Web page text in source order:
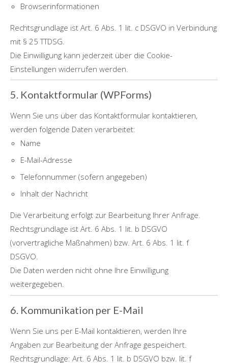
Browserinformationen
Rechtsgrundlage ist Art. 6 Abs. 1 lit. c DSGVO in Verbindung
mit § 25 TTDSG.
Die Einwilligung kann jederzeit über die Cookie-
Einstellungen widerrufen werden.
5. Kontaktformular (WPForms)
Wenn Sie uns über das Kontaktformular kontaktieren,
werden folgende Daten verarbeitet:
Name
E-Mail-Adresse
Telefonnummer (sofern angegeben)
Inhalt der Nachricht
Die Verarbeitung erfolgt zur Bearbeitung Ihrer Anfrage.
Rechtsgrundlage ist Art. 6 Abs. 1 lit. b DSGVO
(vorvertragliche Maßnahmen) bzw. Art. 6 Abs. 1 lit. f
DSGVO.
Die Daten werden nicht ohne Ihre Einwilligung
weitergegeben.
6. Kommunikation per E-Mail
Wenn Sie uns per E-Mail kontaktieren, werden Ihre
Angaben zur Bearbeitung der Anfrage gespeichert.
Rechtsgrundlage: Art. 6 Abs. 1 lit. b DSGVO bzw. lit. f